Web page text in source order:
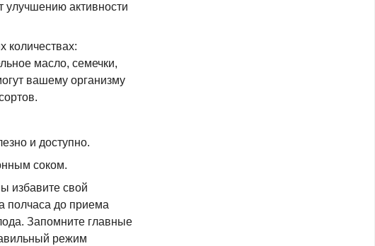
улучшению активности
количествах:
масло, семечки,
вашему организму
и доступно.
соком.
избавите свой
полчаса до приема
Запомните главные
режим